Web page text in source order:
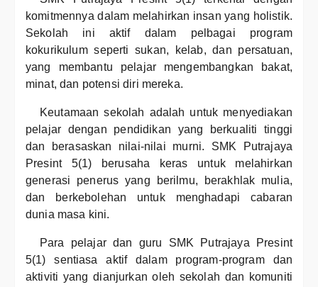
komitmennya dalam melahirkan insan yang holistik.
Sekolah ini aktif dalam pelbagai program
kokurikulum seperti sukan, kelab, dan persatuan,
yang membantu pelajar mengembangkan bakat,
minat, dan potensi diri mereka.
Keutamaan sekolah adalah untuk menyediakan
pelajar dengan pendidikan yang berkualiti tinggi
dan berasaskan nilai-nilai murni. SMK Putrajaya
Presint 5(1) berusaha keras untuk melahirkan
generasi penerus yang berilmu, berakhlak mulia,
dan berkebolehan untuk menghadapi cabaran
dunia masa kini.
Para pelajar dan guru SMK Putrajaya Presint
5(1) sentiasa aktif dalam program-program dan
aktiviti yang dianjurkan oleh sekolah dan komuniti